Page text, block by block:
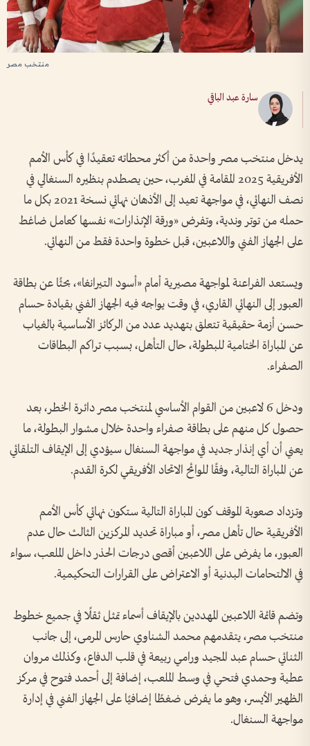
منتخب مصر
سارة عبد الباقي
يدخل منتخب مصر واحدة من أكثر محطاته تعقيدًا في كأس الأمم
الأفريقية 2025 المقامة في المغرب، حين يصطدم بنظيره السنغالي في
نصف النهائي، في مواجهة تعيد إلى الأذهان نهائي نسخة 2021 بكل ما
حمله من توتر وندية، وتفرض «ورقة الإنذارات» نفسها كعامل ضاغط
على الجهاز الفني واللاعبين، قبل خطوة واحدة فقط من النهائي.
ويستعد الفراعنة لمواجهة مصيرية أمام «أسود التيرانغا»، بحثًا عن بطاقة
العبور إلى النهائي القاري، في وقت يواجه فيه الجهاز الفني بقيادة حسام
حسن أزمة حقيقية تتعلق بتهديد عدد من الركائز الأساسية بالغياب
عن المباراة الختامية للبطولة، حال التأهل، بسبب تراكم البطاقات
الصفراء.
ودخل 6 لاعبين من القوام الأساسي لمنتخب مصر دائرة الخطر، بعد
حصول كل منهم على بطاقة صفراء واحدة خلال مشوار البطولة، ما
يعني أن أي إنذار جديد في مواجهة السنغال سيؤدي إلى الإيقاف التلقائي
عن المباراة التالية، وفقًا للوائح الاتحاد الأفريقي لكرة القدم.
وتزداد صعوبة الموقف كون المباراة التالية ستكون نهائي كأس الأمم
الأفريقية حال تأهل مصر، أو مباراة تحديد المركزين الثالث حال عدم
العبور، ما يفرض على اللاعبين أقصى درجات الحذر داخل الملعب، سواء
في الالتحامات البدنية أو الاعتراض على القرارات التحكيمية.
وتضم قائمة اللاعبين المهددين بالإيقاف أسماء تمثل ثقلًا في جميع خطوط
منتخب مصر، يتقدمهم محمد الشناوي حارس المرمى، إلى جانب
الثنائي حسام عبد المجيد ورامي ربيعة في قلب الدفاع، وكذلك مروان
عطية وحمدي فتحي في وسط الملعب، إضافة إلى أحمد فتوح في مركز
الظهير الأيسر، وهو ما يفرض ضغطًا إضافيًا على الجهاز الفني في إدارة
مواجهة السنغال.